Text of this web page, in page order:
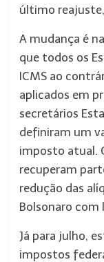
último
A mudança é
que todos os
ICMS ao
aplicados em
secretários
definiram um
imposto atual.
recuperam
redução das
Bolsonaro com
Já para julho,
impostos